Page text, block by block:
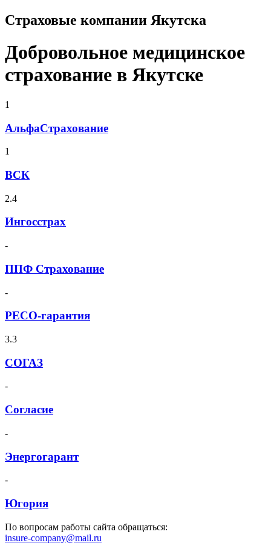
Страховые компании Якутска
Добровольное медицинское
страхование в Якутске
1
АльфаСтрахование
1
ВСК
2.4
Ингосстрах
-
ППФ Страхование
-
РЕСО-гарантия
3.3
СОГАЗ
-
Согласие
-
Энергогарант
-
Югория
По вопросам работы сайта обращаться:
insure-company@mail.ru